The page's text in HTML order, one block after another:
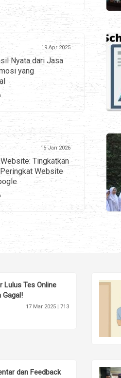
19 Apr 2025
Nyata dari Jasa
yang
15 Jan 2026
Tingkatkan
Website
Lulus Tes Online
Gagal!
17 Mar 2025 | 713
dan Feedback